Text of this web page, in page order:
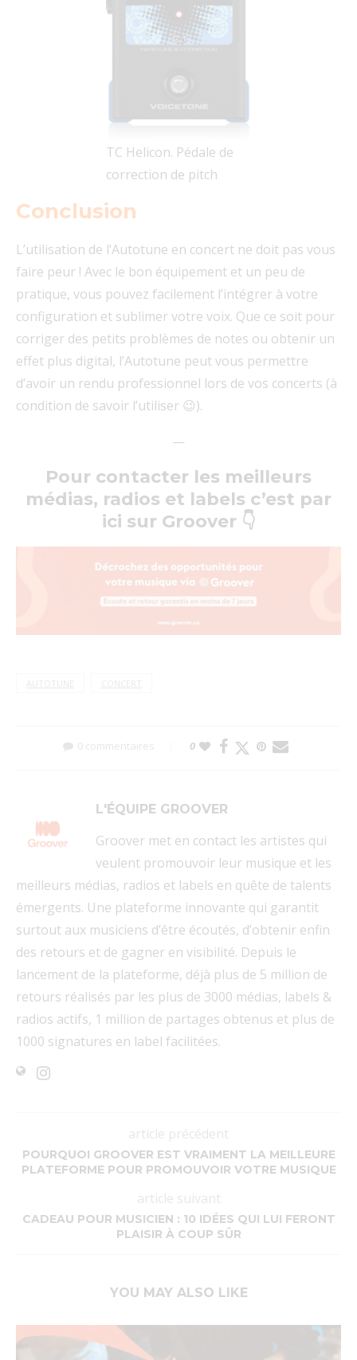
TC Helicon. Pédale de
correction de pitch
Conclusion
L’utilisation de l’Autotune en concert ne doit pas vous
faire peur ! Avec le bon équipement et un peu de
pratique, vous pouvez facilement l’intégrer à votre
configuration et sublimer votre voix. Que ce soit pour
corriger des petits problèmes de notes ou obtenir un
effet plus digital, l’Autotune peut vous permettre
d’avoir un rendu professionnel lors de vos concerts (à
condition de savoir l’utiliser 😉).
—
Pour contacter les meilleurs
médias, radios et labels c’est par
ici sur Groover 👇
AUTOTUNE CONCERT
0 commentaires 0
L'ÉQUIPE GROOVER
Groover met en contact les artistes qui
veulent promouvoir leur musique et les
meilleurs médias, radios et labels en quête de talents
émergents. Une plateforme innovante qui garantit
surtout aux musiciens d’être écoutés, d’obtenir enfin
des retours et de gagner en visibilité. Depuis le
lancement de la plateforme, déjà plus de 5 million de
retours réalisés par les plus de 3000 médias, labels &
radios actifs, 1 million de partages obtenus et plus de
1000 signatures en label facilitées.
article précédent
POURQUOI GROOVER EST VRAIMENT LA MEILLEURE
PLATEFORME POUR PROMOUVOIR VOTRE MUSIQUE
article suivant
CADEAU POUR MUSICIEN : 10 IDÉES QUI LUI FERONT
PLAISIR À COUP SÛR
YOU MAY ALSO LIKE